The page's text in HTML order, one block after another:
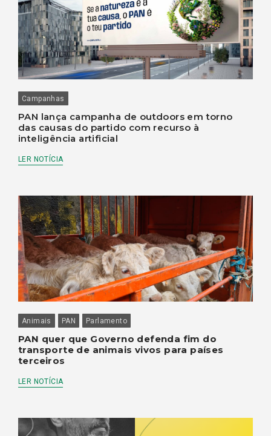
Campanhas
PAN lança campanha de outdoors em torno
das causas do partido com recurso à
inteligência artificial
LER NOTÍCIA
Animais PAN Parlamento
PAN quer que Governo defenda fim do
transporte de animais vivos para países
terceiros
LER NOTÍCIA